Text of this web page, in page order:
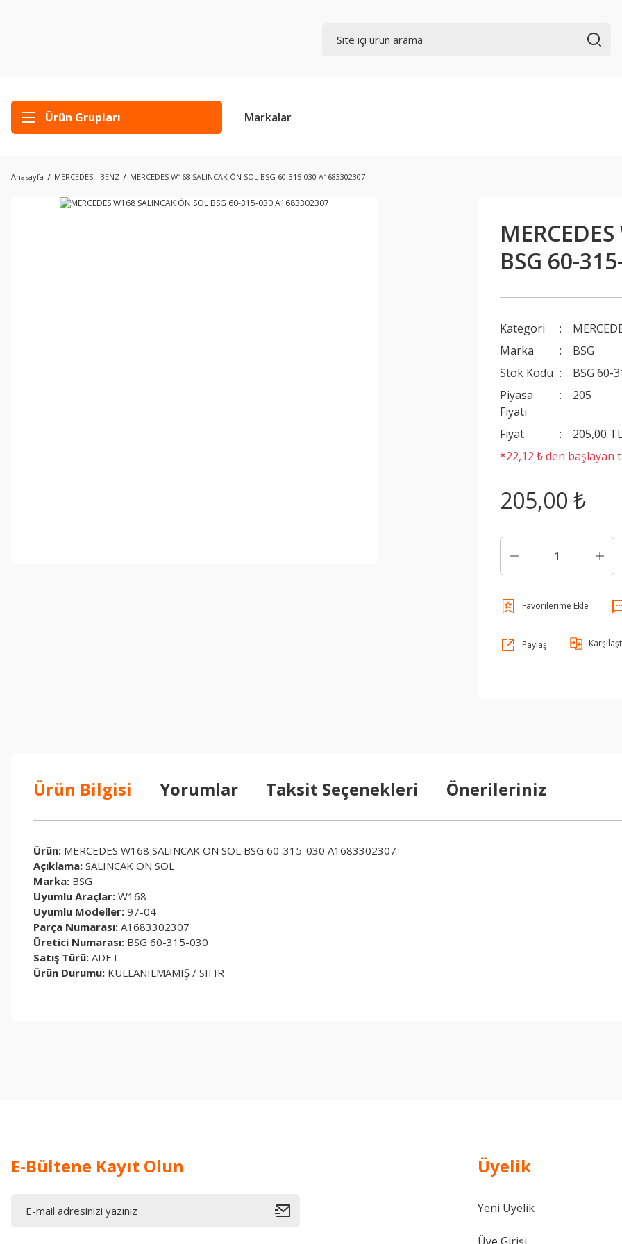
Ürün Grupları Markalar
Anasayfa MERCEDES - BENZ MERCEDES W168 SALINCAK ÖN SOL BSG 60-315-030 A1683302307
BSG 60-
Kategori
Marka
BSG
Stok Kodu
BSG 60-
Piyasa
Fiyatı
205
Fiyat
205,00
*22,12 ₺ den başlayan
205,00 ₺
Paylaş
Ürün Bilgisi Yorumlar Taksit Seçenekleri Önerileriniz
Ürün: MERCEDES W168 SALINCAK ÖN SOL BSG 60-315-030 A1683302307
Açıklama: SALINCAK ÖN SOL
Marka: BSG
Uyumlu Araçlar: W168
Uyumlu Modeller: 97-04
Parça Numarası: A1683302307
Üretici Numarası: BSG 60-315-030
Satış Türü: ADET
Ürün Durumu: KULLANILMAMIŞ / SIFIR
E-Bültene Kayıt Olun Üyelik
Yeni Üyelik